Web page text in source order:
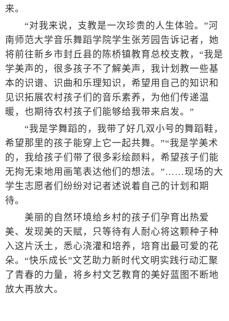
来。
“对我来说，支教是一次珍贵的人生体验。”河
南师范大学音乐舞蹈学院学生张芳园告诉记者，她
将前往新乡市封丘县的陈桥镇教育总校支教，“我是
学美声的，很多孩子不了解美声，我计划教一些基
本的识谱、识曲和乐理知识，希望用自己的知识和
见识拓展农村孩子们的音乐素养，为他们传递温
暖，也期待农村孩子们能够给我带来启发。”
“我是学舞蹈的，我带了好几双小号的舞蹈鞋，
希望那里的孩子能穿上它一起共舞。”“我是学美术
的，我给孩子们带了很多彩绘颜料，希望孩子们能
无拘无束地用画笔表达他们的想法。”……现场的大
学生志愿者们纷纷对记者述说着自己的计划和期
待。
美丽的自然环境给乡村的孩子们孕育出热爱
美、发现美的天赋，只等待有人耐心将这颗种子种
入这片沃土，悉心浇灌和培养，培育出最可爱的花
朵。“快乐成长”文艺助力新时代文明实践行动汇聚
了青春的力量，将乡村文艺教育的美好蓝图不断地
放大再放大。